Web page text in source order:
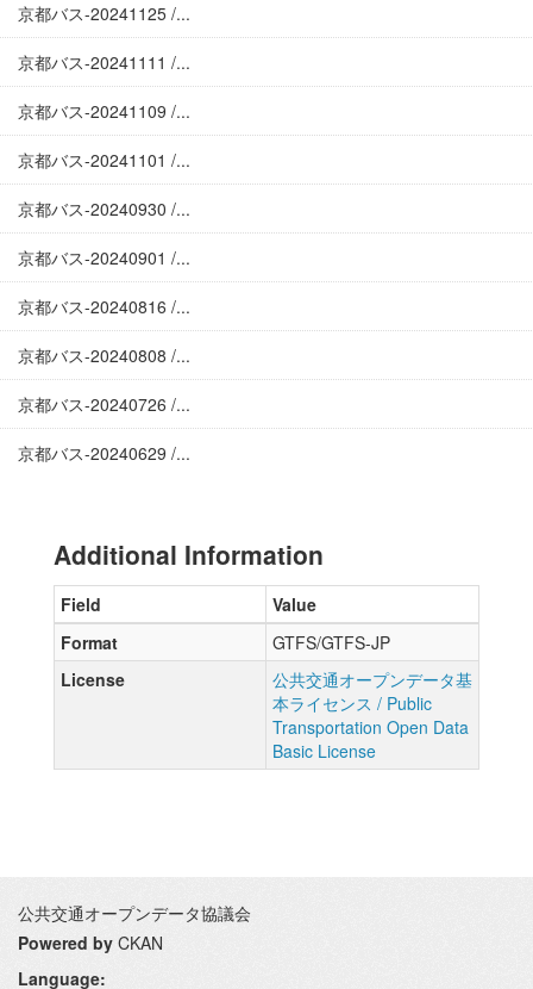
京都バス-20241125 /...
京都バス-20241111 /...
京都バス-20241109 /...
京都バス-20241101 /...
京都バス-20240930 /...
京都バス-20240901 /...
京都バス-20240816 /...
京都バス-20240808 /...
京都バス-20240726 /...
京都バス-20240629 /...
Additional Information
Field
Value
Format
GTFS/GTFS-JP
License
公共交通オープンデータ基
本ライセンス / Public
Transportation Open Data
Basic License
公共交通オープンデータ協議会
Powered by CKAN
Language